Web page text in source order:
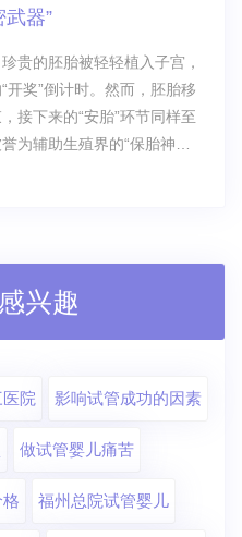
器”
贵的胚胎被轻轻植入子宫，
奖”倒计时。然而，胚胎移
接下来的“安胎”环节同样至
为辅助生殖界的“保胎神
兴趣
院 影响试管成功的因素
做试管婴儿痛苦
福州总院试管婴儿